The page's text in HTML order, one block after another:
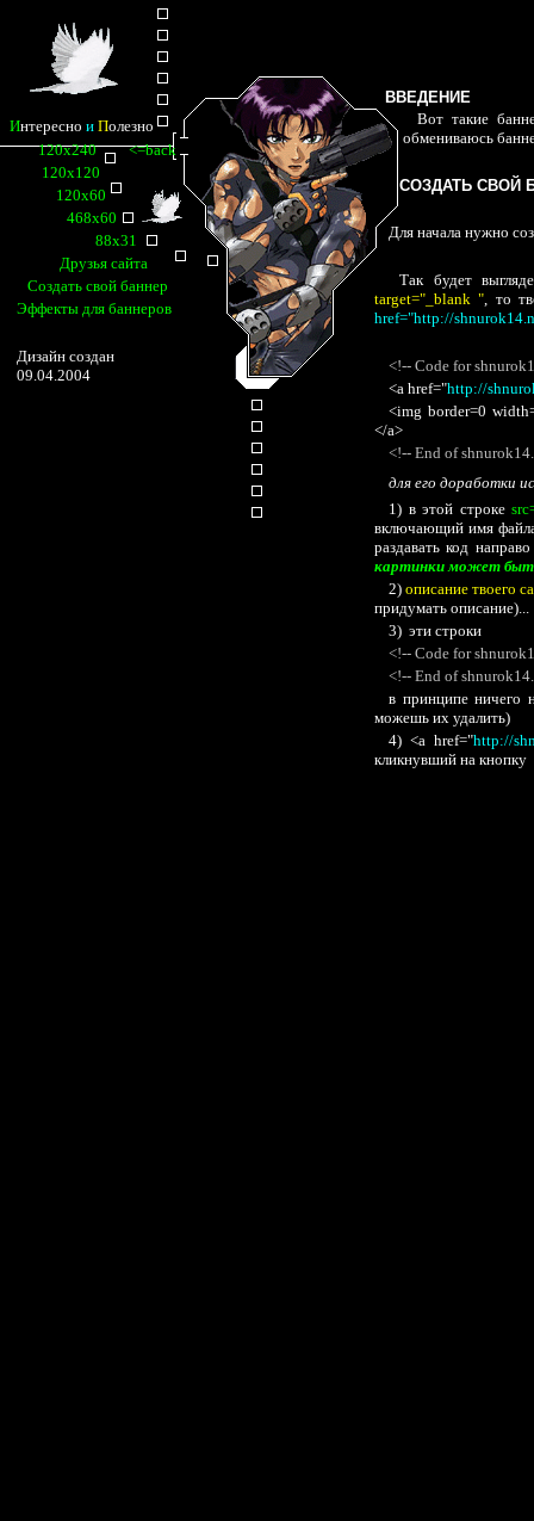
Интересно и Полезно
120х240
<=back
120х120
120х60
468х60
88х31
Друзья сайта
Создать свой баннер
Эффекты для баннеров
Дизайн создан
09.04.2004
ВВЕДЕНИЕ
Вот такие
обмениваюсь
СОЗДАТЬ СВОЙ
Для начала нужно
Так будет
target="_blank ", то
href="http://
<!-- Code for
<a href="http://
<img border=0
</a>
<!-- End of
для его доработки
1) в этой строке
включающий имя
раздавать код
картинки может
2) описание твоего
придумать описание)...
3) эти строки
<!-- Code for
<!-- End of
в принципе ничего
можешь их удалить)
4) <a href="http://
кликнувший на кнопку